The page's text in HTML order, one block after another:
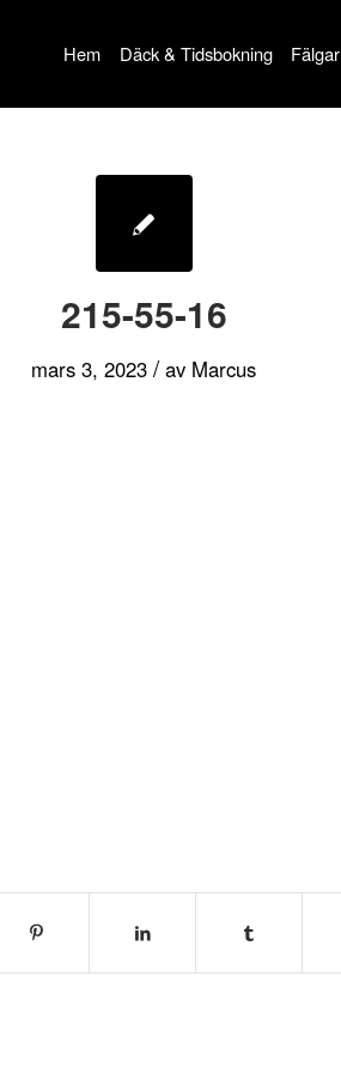
Hem Däck & Tidsbokning Fälgar
215-55-16
mars 3, 2023 / av Marcus